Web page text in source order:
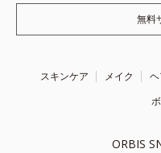
無料
スキンケア メイク
ORBIS